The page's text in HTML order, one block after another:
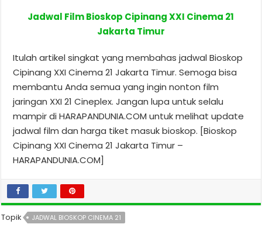
Jadwal Film Bioskop Cipinang XXI Cinema 21
Jakarta Timur
Itulah artikel singkat yang membahas jadwal Bioskop
Cipinang XXI Cinema 21 Jakarta Timur. Semoga bisa
membantu Anda semua yang ingin nonton film
jaringan XXI 21 Cineplex. Jangan lupa untuk selalu
mampir di HARAPANDUNIA.COM untuk melihat update
jadwal film dan harga tiket masuk bioskop. [Bioskop
Cipinang XXI Cinema 21 Jakarta Timur –
HARAPANDUNIA.COM]
Topik JADWAL BIOSKOP CINEMA 21